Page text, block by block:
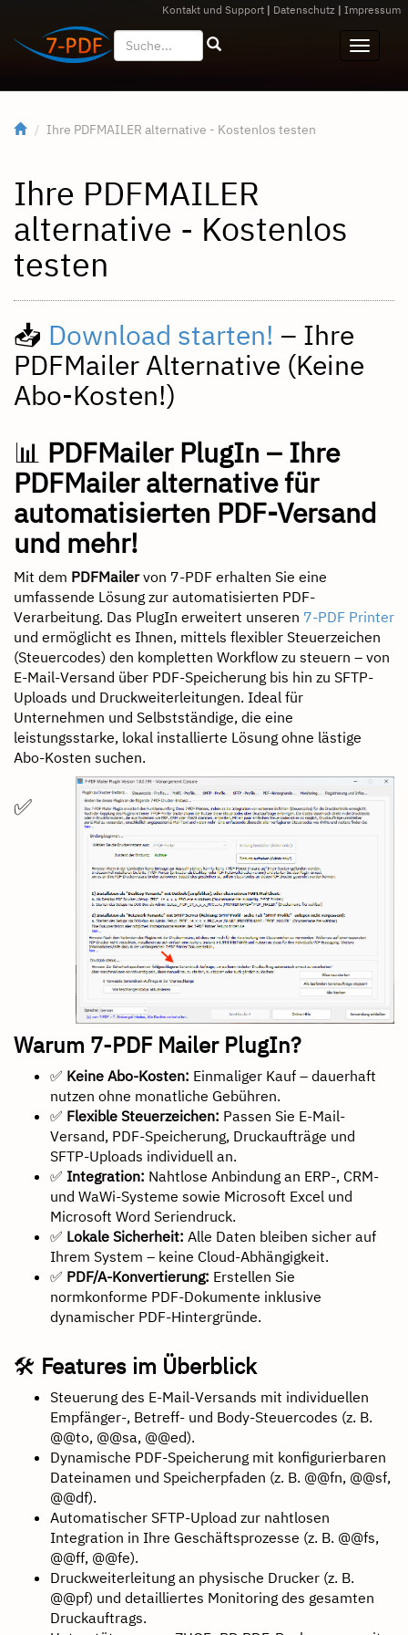
Kontakt und Support | Datenschutz | Impressum
Ihre PDFMAILER alternative - Kostenlos testen
Ihre PDFMAILER
alternative - Kostenlos
testen
📥 Download starten! – Ihre
PDFMailer Alternative (Keine
Abo-Kosten!)
📊 PDFMailer PlugIn – Ihre
PDFMailer alternative für
automatisierten PDF-Versand
und mehr!
Mit dem PDFMailervon 7-PDF erhalten Sie eine
umfassende Lösung zur automatisierten PDF-
Verarbeitung. Das PlugIn erweitert unseren 7-PDF Printer
und ermöglicht es Ihnen, mittels flexibler Steuerzeichen
(Steuercodes) den kompletten Workflow zu steuern – von
E-Mail-Versand über PDF-Speicherung bis hin zu SFTP-
Uploads und Druckweiterleitungen. Ideal für
Unternehmen und Selbstständige, die eine
leistungsstarke, lokal installierte Lösung ohne lästige
Abo-Kosten suchen.
✅
Warum 7-PDF Mailer PlugIn?
✅ Keine Abo-Kosten: Einmaliger Kauf – dauerhaft
nutzen ohne monatliche Gebühren.
✅ Flexible Steuerzeichen: Passen Sie E-Mail-
Versand, PDF-Speicherung, Druckaufträge und
SFTP-Uploads individuell an.
✅ Integration: Nahtlose Anbindung an ERP-, CRM-
und WaWi-Systeme sowie Microsoft Excel und
Microsoft Word Seriendruck.
✅ Lokale Sicherheit: Alle Daten bleiben sicher auf
Ihrem System – keine Cloud-Abhängigkeit.
✅ PDF/A-Konvertierung: Erstellen Sie
normkonforme PDF-Dokumente inklusive
dynamischer PDF-Hintergründe.
🛠 Features im Überblick
Steuerung des E-Mail-Versands mit individuellen
Empfänger-, Betreff- und Body-Steuercodes (z. B.
@@to, @@sa, @@ed).
Dynamische PDF-Speicherung mit konfigurierbaren
Dateinamen und Speicherpfaden (z. B. @@fn, @@sf,
@@df).
Automatischer SFTP-Upload zur nahtlosen
Integration in Ihre Geschäftsprozesse (z. B. @@fs,
@@ff, @@fe).
Druckweiterleitung an physische Drucker (z. B.
@@pf) und detailliertes Monitoring des gesamten
Druckauftrags.